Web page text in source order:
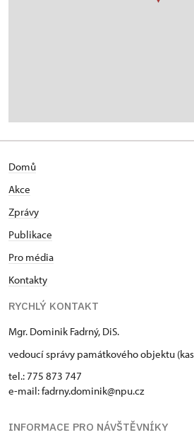
Domů
Akce
Zprávy
Publikace
Pro média
Kontakty
RYCHLÝ KONTAKT
Mgr. Dominik Fadrný, DiS.
vedoucí správy památkového objektu
tel.: 775 873 747
e-mail: fadrny.dominik@npu.cz
INFORMACE PRO NÁVŠTĚVNÍKY